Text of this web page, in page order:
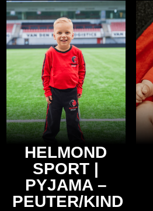
HELMOND
SPORT |
PYJAMA –
PEUTER/KIND
Dit
product
heeft
meerdere
variaties.
Deze
optie
kan
gekozen
worden
productpagina